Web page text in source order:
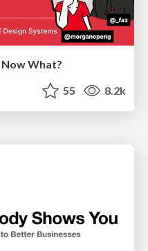
Now What?
55 8.2k